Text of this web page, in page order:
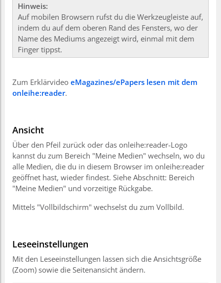
Hinweis:
Auf mobilen Browsern rufst du die Werkzeugleiste auf,
indem du auf dem oberen Rand des Fensters, wo der
Name des Mediums angezeigt wird, einmal mit dem
Finger tippst.
Zum Erklärvideo eMagazines/ePapers lesen mit dem
onleihe:reader.
Ansicht
Über den Pfeil zurück oder das onleihe:reader-Logo
kannst du zum Bereich "Meine Medien" wechseln, wo du
alle Medien, die du in diesem Browser im onleihe:reader
geöffnet hast, wieder findest. Siehe Abschnitt: Bereich
"Meine Medien" und vorzeitige Rückgabe.
Mittels "Vollbildschirm" wechselst du zum Vollbild.
Leseeinstellungen
Mit den Leseeinstellungen lassen sich die Ansichtsgröße
(Zoom) sowie die Seitenansicht ändern.